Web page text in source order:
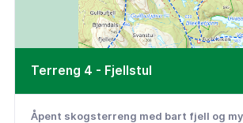
Terreng 4 - Fjellstul
Åpent skogsterreng med bart fjell og